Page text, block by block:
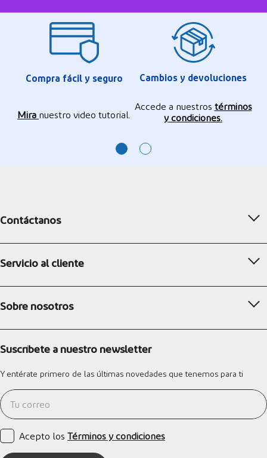
Compra fácil y seguro
Mira nuestro video tutorial.
Cambios y devoluciones
Accede a nuestros términos
y condiciones.
Contáctanos
Servicio al cliente
Sobre nosotros
Suscríbete a nuestro newsletter
Y entérate primero de las últimas novedades que tenemos para ti
Acepto los Términos y condiciones